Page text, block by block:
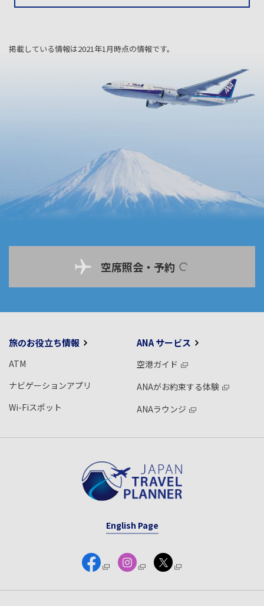
掲載している情報は2021年1月時点の情報です。
空席照会・予約
旅のお役立ち情報
ATM
ナビゲーションアプリ
Wi-Fiスポット
ANA サービス
空港ガイド
ANAがお約束する体験
ANAラウンジ
English Page